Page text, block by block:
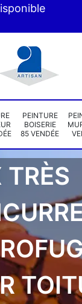
PEINTURE
BOISERIE
85 VENDÉE
TRÈS